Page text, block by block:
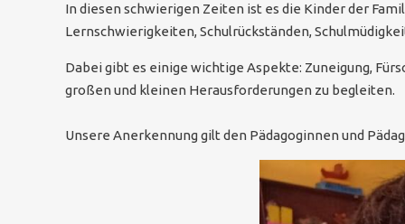
In diesen schwierigen Zeiten ist es die Kinder der
Lernschwierigkeiten, Schulrückständen,
Dabei gibt es einige wichtige Aspekte: Zuneigung,
großen und kleinen Herausforderungen zu begleiten.
Unsere Anerkennung gilt den Pädagoginnen und